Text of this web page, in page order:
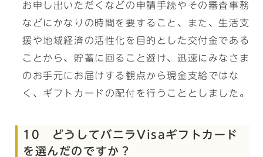
お申し出いただくなどの申請手続やその審査事務
などにかなりの時間を要すること、また、生活支
援や地域経済の活性化を目的とした交付金である
ことから、貯蓄に回ること避け、迅速にみなさま
のお手元にお届けする観点から現金支給ではな
く、ギフトカードの配付を行うこととしました。
10 どうしてバニラVisaギフトカード
を選んだのですか？